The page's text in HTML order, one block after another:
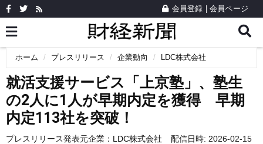
会員登録 会員ページ
ホーム プレスリリース 企業動向 LDC株式会社
就活支援サービス「上京塾」、塾生
の2人に1人が早期内定を獲得 早期
内定113社を突破！
プレスリリース発表元企業： LDC株式会社
配信日時: 2026-02-15